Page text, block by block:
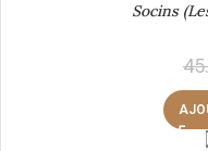
Socins